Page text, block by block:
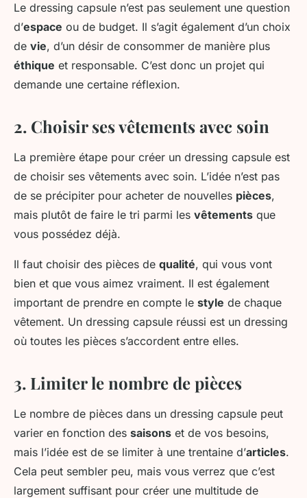
Le dressing capsule n’est pas seulement une question
d’espace ou de budget. Il s’agit également d’un choix
de vie, d’un désir de consommer de manière plus
éthique et responsable. C’est donc un projet qui
demande une certaine réflexion.
2. Choisir ses vêtements avec soin
La première étape pour créer un dressing capsule est
de choisir ses vêtements avec soin. L’idée n’est pas
de se précipiter pour acheter de nouvelles pièces,
mais plutôt de faire le tri parmi les vêtements que
vous possédez déjà.
Il faut choisir des pièces de qualité, qui vous vont
bien et que vous aimez vraiment. Il est également
important de prendre en compte le style de chaque
vêtement. Un dressing capsule réussi est un dressing
où toutes les pièces s’accordent entre elles.
3. Limiter le nombre de pièces
Le nombre de pièces dans un dressing capsule peut
varier en fonction des saisons et de vos besoins,
mais l’idée est de se limiter à une trentaine d’articles.
Cela peut sembler peu, mais vous verrez que c’est
largement suffisant pour créer une multitude de